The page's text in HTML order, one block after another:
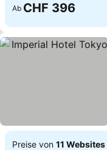
Ab CHF 396
Preise von 11 Websites